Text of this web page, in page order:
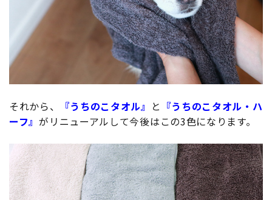
それから、 『うちのこタオル』 と 『うちのこタオル・ハ
ーフ』がリニューアルして今後はこの3色になります。